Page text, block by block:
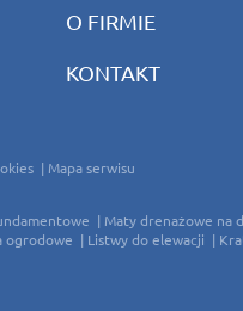
O FIRMIE
KONTAKT
Mapa serwisu
Maty drenażowe na
ogrodowe Listwy do elewacji